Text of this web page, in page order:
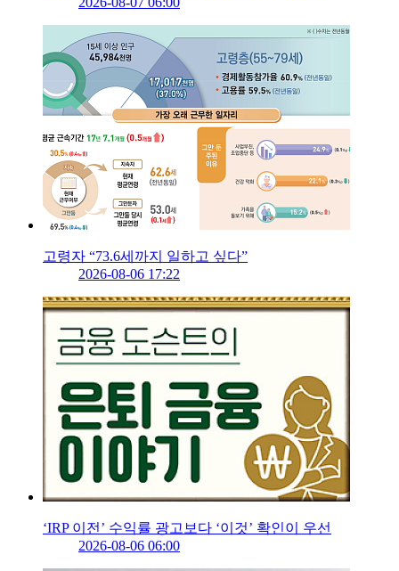
고령자 “73.6세까지 일하고 싶다”
2026-08-06 17:22
‘IRP 이전’ 수익률 광고보다 ‘이것’ 확인이 우선
2026-08-06 06:00